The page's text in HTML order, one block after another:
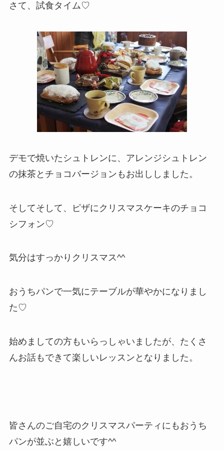
さて、試食タイム♡
デモで焼いたシュトレンに、アレンジシュトレン
の抹茶とチョコバージョンもお出ししました。
そしてそして、ピザにクリスマスケーキのチョコ
シフォン♡
気分はすっかりクリスマス^^
おうちパンで一気にテーブルが華やかになりまし
た♡
始めましての方もいらっしゃいましたが、たくさ
んお話もできて楽しいレッスンとなりました。
皆さんのご自宅のクリスマスパーティにもおうち
パンが並ぶと嬉しいです^^